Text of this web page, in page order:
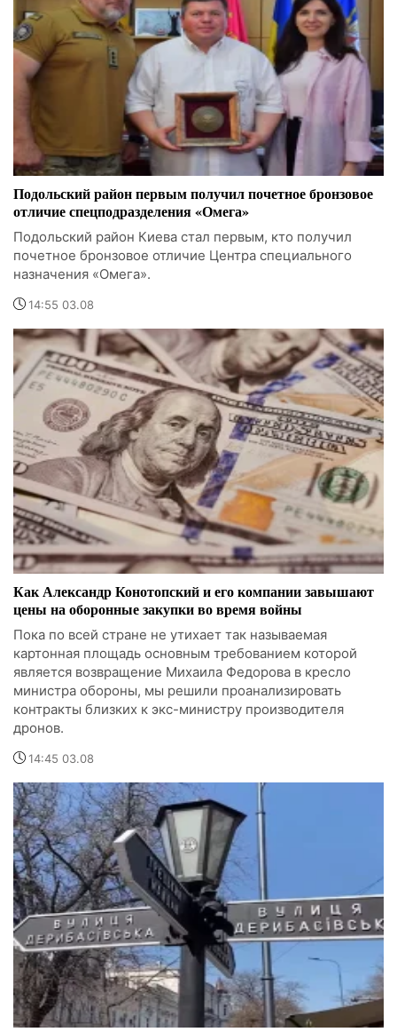
Подольский район первым получил почетное бронзовое
отличие спецподразделения «Омега»
Подольский район Киева стал первым, кто получил
почетное бронзовое отличие Центра специального
назначения «Омега».
14:55 03.08
Как Александр Конотопский и его компании завышают
цены на оборонные закупки во время войны
Пока по всей стране не утихает так называемая
картонная площадь основным требованием которой
является возвращение Михаила Федорова в кресло
министра обороны, мы решили проанализировать
контракты близких к экс-министру производителя
дронов.
14:45 03.08